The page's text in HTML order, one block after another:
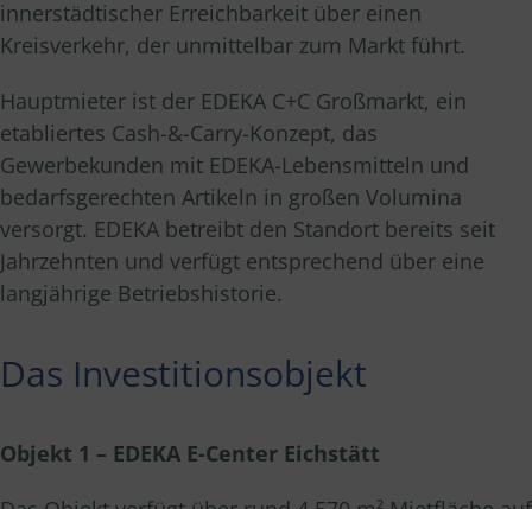
innerstädtischer Erreichbarkeit über einen
Kreisverkehr, der unmittelbar zum Markt führt.
Hauptmieter ist der EDEKA C+C Großmarkt, ein
etabliertes Cash-&-Carry-Konzept, das
Gewerbekunden mit EDEKA-Lebensmitteln und
bedarfsgerechten Artikeln in großen Volumina
versorgt. EDEKA betreibt den Standort bereits seit
Jahrzehnten und verfügt entsprechend über eine
langjährige Betriebshistorie.
Das Investitionsobjekt
Objekt 1 – EDEKA E-Center Eichstätt